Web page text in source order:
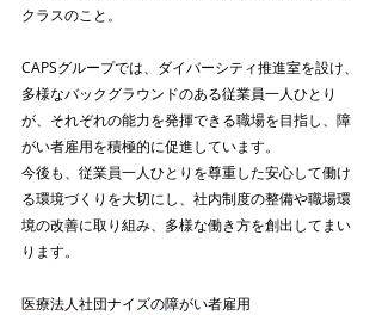
クラスのこと。
CAPSグループでは、ダイバーシティ推進室を設け、
多様なバックグラウンドのある従業員一人ひとり
が、それぞれの能力を発揮できる職場を目指し、障
がい者雇用を積極的に促進しています。
今後も、従業員一人ひとりを尊重した安心して働け
る環境づくりを大切にし、社内制度の整備や職場環
境の改善に取り組み、多様な働き方を創出してまい
ります。
医療法人社団ナイズの障がい者雇用